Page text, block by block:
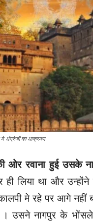
अंग्रेजों का आक्रमण
ओर रवाना हुई उसके
ही लिया था और
मे रहे पर आगे
। उसने नागपुर के